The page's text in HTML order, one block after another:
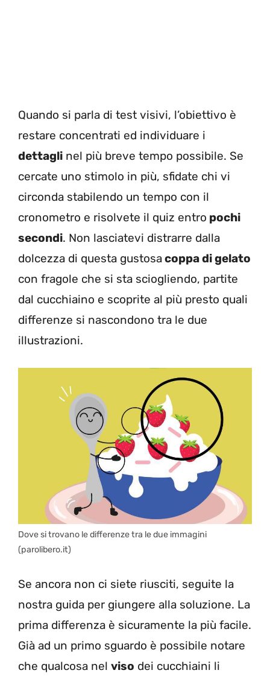
Quando si parla di test visivi, l’obiettivo è
restare concentrati ed individuare i
dettagli nel più breve tempo possibile. Se
cercate uno stimolo in più, sfidate chi vi
circonda stabilendo un tempo con il
cronometro e risolvete il quiz entro pochi
secondi. Non lasciatevi distrarre dalla
dolcezza di questa gustosacoppa di gelato
con fragole che si sta sciogliendo, partite
dal cucchiaino e scoprite al più presto quali
differenze si nascondono tra le due
illustrazioni.
Dove si trovano le differenze tra le due immagini
(parolibero.it)
Se ancora non ci siete riusciti, seguite la
nostra guida per giungere alla soluzione. La
prima differenza è sicuramente la più facile.
Già ad un primo sguardo è possibile notare
che qualcosa nel viso dei cucchiaini li